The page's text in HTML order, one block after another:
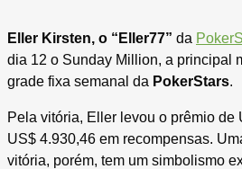
Eller Kirsten, o “Eller77” da
dia 12 o Sunday Million, a principal
grade fixa semanal da PokerStars.
Pela vitória, Eller levou o prêmio de
US$ 4.930,46 em recompensas.
vitória, porém, tem um simbolismo